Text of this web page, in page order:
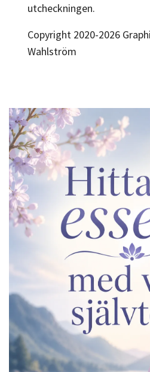
utcheckningen.
Copyright 2020-2026
Wahlström